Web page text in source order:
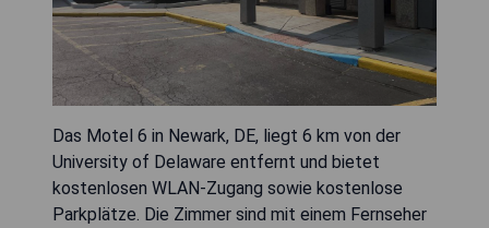
Das Motel 6 in Newark, DE, liegt 6 km von der
University of Delaware entfernt und bietet
kostenlosen WLAN-Zugang sowie kostenlose
Parkplätze. Die Zimmer sind mit einem Fernseher